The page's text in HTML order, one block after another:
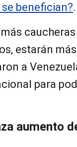
benefician?.
estarán
a
para
aumento